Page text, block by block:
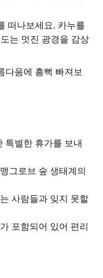
떠나보세요. 카누를
는 멋진 광경을 감상
다움에 흠뻑 빠져보
특별한 휴가를 보내
그로브 숲 생태계의
사람들과 잊지 못할
포함되어 있어 편리